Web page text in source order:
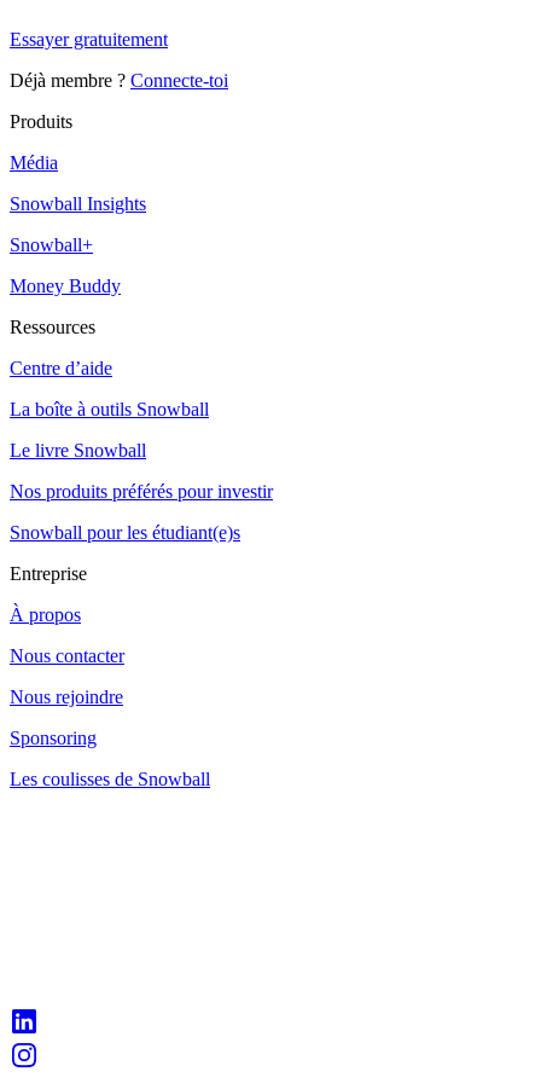
Essayer gratuitement
Déjà membre ? Connecte-toi
Produits
Média
Snowball Insights
Snowball+
Money Buddy
Ressources
Centre d’aide
La boîte à outils Snowball
Le livre Snowball
Nos produits préférés pour investir
Snowball pour les étudiant(e)s
Entreprise
À propos
Nous contacter
Nous rejoindre
Sponsoring
Les coulisses de Snowball